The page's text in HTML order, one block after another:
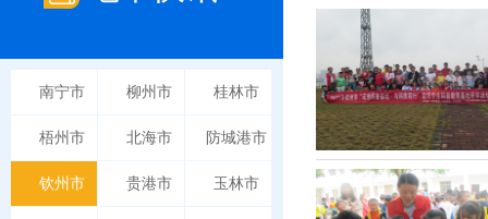
南宁市 柳州市 桂林市
梧州市 北海市 防城港市
钦州市 贵港市 玉林市